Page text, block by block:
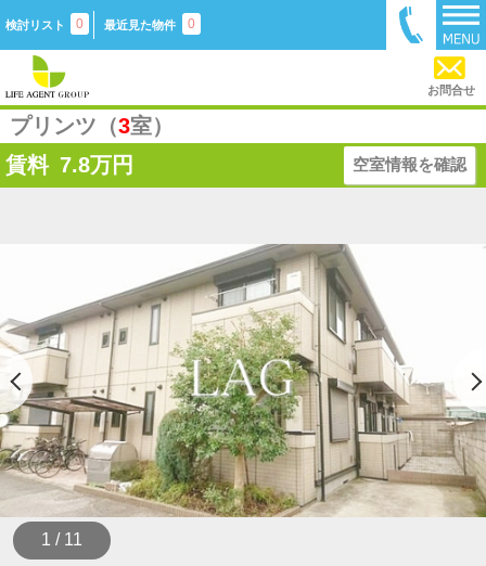
検討リスト 0 最近見た物件 0
お問合せ
プリンツ（3室）
賃料 7.8万円 空室情報を確認
1 / 11